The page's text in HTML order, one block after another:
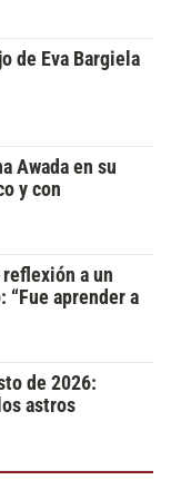
de Eva Bargiela
Awada en su
y con
a un
“Fue aprender a
de 2026:
astros